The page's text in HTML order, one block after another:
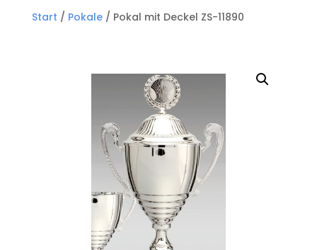
Start / Pokale/ Pokal mit Deckel ZS-11890